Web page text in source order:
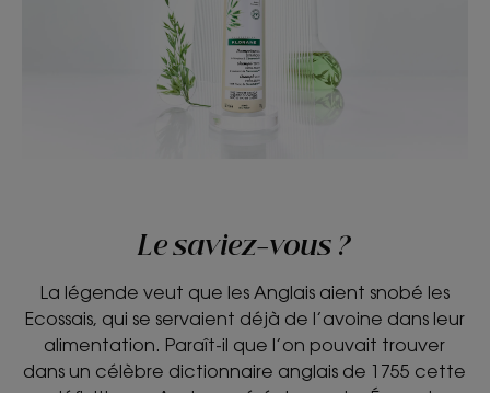
Le saviez-vous ?
La légende veut que les Anglais aient snobé les
Ecossais, qui se servaient déjà de l’avoine dans leur
alimentation. Paraît-il que l’on pouvait trouver
dans un célèbre dictionnaire anglais de 1755 cette